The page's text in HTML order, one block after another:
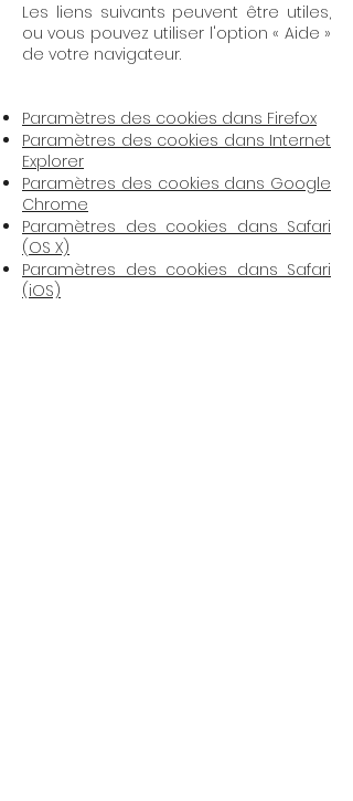
Les liens suivants peuvent être utiles,
ou vous pouvez utiliser l'option « Aide »
de votre navigateur.
Paramètres des cookies dans Firefox
Paramètres des cookies dans Internet
Explorer
Paramètres des cookies dans Google
Chrome
Paramètres des cookies dans Safari
(OS X)
Paramètres des cookies dans Safari
(iOS)